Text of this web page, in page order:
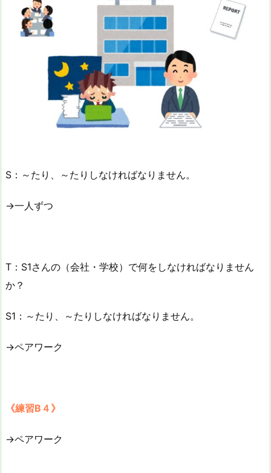
S：～たり、～たりしなければなりません。
→一人ずつ
T：S1さんの（会社・学校）で何をしなければなりません
か？
S1：～たり、～たりしなければなりません。
→ペアワーク
《練習B４》
→ペアワーク